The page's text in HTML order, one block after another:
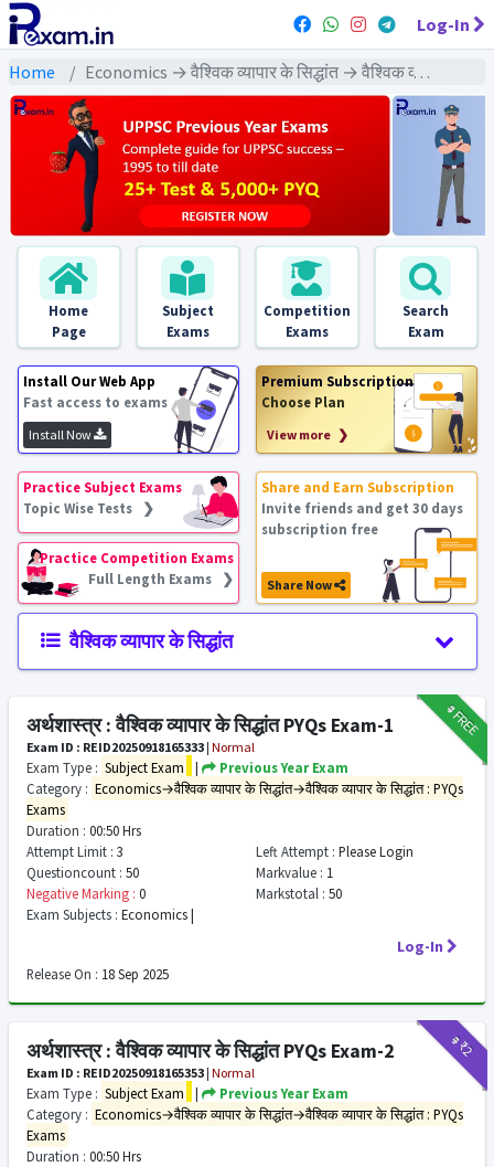
Log-In
Home Economics → वैश्विक व्यापार के सिद्धांत → वैश्विक व्यापार के सिद्धांत : PYQs Exams
Home
Page
Subject
Exams
Competition
Exams
Search
Exam
Install Our Web App
Fast access to exams
Install Now
Premium Subscription
Choose Plan
View more ❯
Practice Subject Exams
Topic Wise Tests ❯
Practice Competition Exams
Full Length Exams ❯
Share and Earn Subscription
Invite friends and get 30 days
subscription free
Share Now
वैश्विक व्यापार के सिद्धांत
₹9
FREE
अर्थशास्त्र : वैश्विक व्यापार के सिद्धांत PYQs Exam-1
Exam ID : REID20250918165333 | Normal
Exam Type : Subject Exam |
Previous Year Exam
Category : Economics→वैश्विक व्यापार के सिद्धांत→वैश्विक व्यापार के सिद्धांत : PYQs
Exams
Duration : 00:50 Hrs
Attempt Limit : 3 Left Attempt : Please Login
Questioncount : 50 Markvalue : 1
Negative Marking : 0 Markstotal : 50
Exam Subjects : Economics |
Log-In
Release On : 18 Sep 2025
₹9
₹2
अर्थशास्त्र : वैश्विक व्यापार के सिद्धांत PYQs Exam-2
Exam ID : REID20250918165353 | Normal
Exam Type : Subject Exam |
Previous Year Exam
Category : Economics→वैश्विक व्यापार के सिद्धांत→वैश्विक व्यापार के सिद्धांत : PYQs
Exams
Duration : 00:50 Hrs